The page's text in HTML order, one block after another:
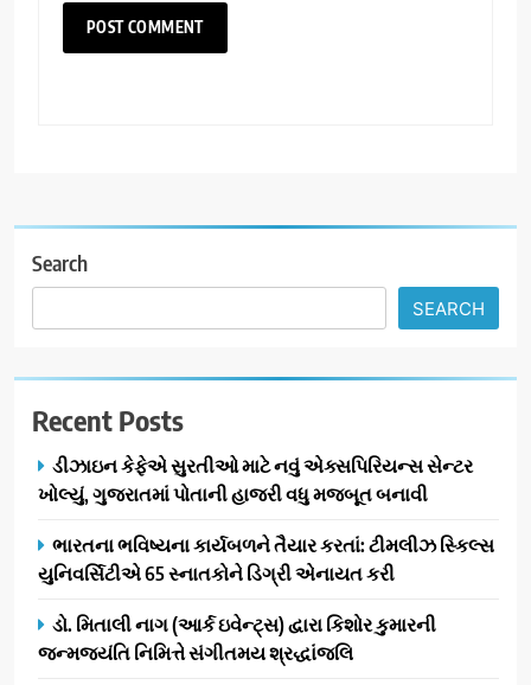
Search
SEARCH
Recent Posts
ડીઝાઇન કેફેએ સુરતીઓ માટે નવું એક્સપિરિયન્સ સેન્ટર
ખોલ્યું, ગુજરાતમાં પોતાની હાજરી વધુ મજબૂત બનાવી
ભારતના ભવિષ્યના કાર્યબળને તૈયાર કરતાં: ટીમલીઝ સ્કિલ્સ
યુનિવર્સિટીએ 65 સ્નાતકોને ડિગ્રી એનાયત કરી
ડો. મિતાલી નાગ (આર્ક ઇવેન્ટ્સ) દ્વારા કિશોર કુમારની
જન્મજયંતિ નિમિત્તે સંગીતમય શ્રદ્ધાંજલિ